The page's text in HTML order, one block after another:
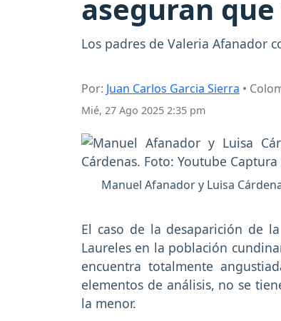
aseguran
Los padres de Valeria Afanador
Por: Juan Carlos Garcia Sierra •
Mié, 27 Ago 2025 2:35 pm
Manuel Afanador y Luisa
El caso de la desaparición de
Laureles en la población
encuentra totalmente
elementos de análisis, no se
la menor.